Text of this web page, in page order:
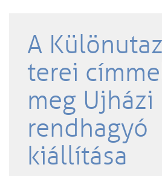
A
terei
meg Ujházi
rendhagyó
kiállítása